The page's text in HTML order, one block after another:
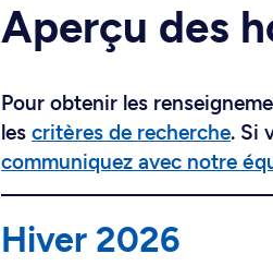
Aperçu des
Pour obtenir les
les critères de recherche. Si
communiquez avec notre
Hiver 2026